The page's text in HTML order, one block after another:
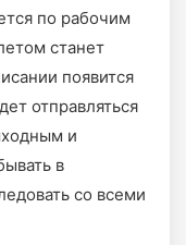
по рабочим
станет
появится
отправляться
и
в
со всеми